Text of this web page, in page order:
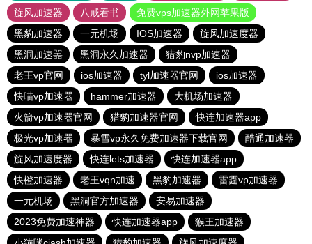
旋风加速器
八戒看书
免费vps加速器外网苹果版
黑豹加速器
一元机场 IOS加速器
旋风加速度器
黑洞加速噐
黑洞永久加速器
猎豹nvp加速器
老王vp官网
ios加速器 tyl加速器官网
ios加速器
快喵vp加速器
hammer加速器
大机场加速器
火箭vp加速器官网
猎豹加速器官网
快连加速器app
极光vp加速器
暴雪vp永久免费加速器下载官网
酷通加速器
旋风加速度器
快连lets加速器
快连加速器app
快橙加速器
老王vqn加速 黑豹加速器
雷霆vp加速器
一元机场
黑洞官方加速器
安易加速器
2023免费加速神器
快连加速器app
猴王加速器